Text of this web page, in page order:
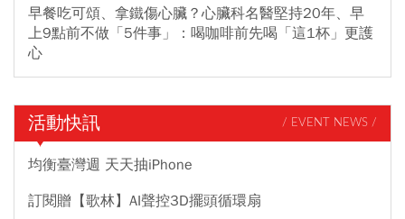
早餐吃可頌、拿鐵傷心臟？心臟科名醫堅持20年、早
上9點前不做「5件事」：喝咖啡前先喝「這1杯」更護
心
活動快訊 / EVENT NEWS /
均衡臺灣週 天天抽iPhone
訂閱贈【歌林】AI聲控3D擺頭循環扇